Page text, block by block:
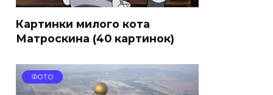
Картинки милого кота
Матроскина (40 картинок)
ФОТО